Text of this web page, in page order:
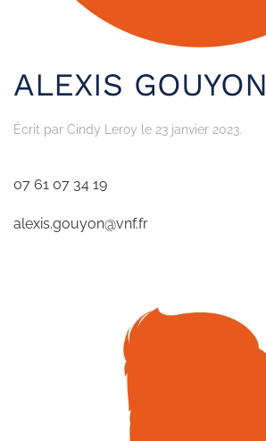
ALEXIS GOUYON
Écrit par Cindy Leroy le 23 janvier 2023.
07 61 07 34 19
alexis.gouyon@vnf.fr